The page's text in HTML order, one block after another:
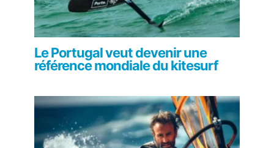
Le Portugal veut devenir une
référence mondiale du kitesurf